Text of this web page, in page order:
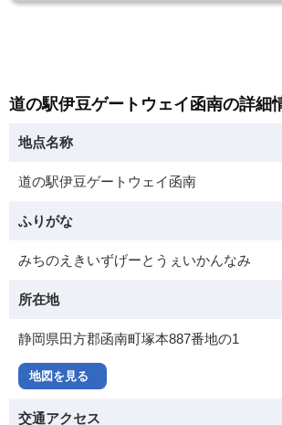
道の駅伊豆ゲートウェイ函南の詳細
地点名称
道の駅伊豆ゲートウェイ函南
ふりがな
みちのえきいずげーとうぇいかんなみ
所在地
静岡県田方郡函南町塚本887番地の1
地図を見る
交通アクセス